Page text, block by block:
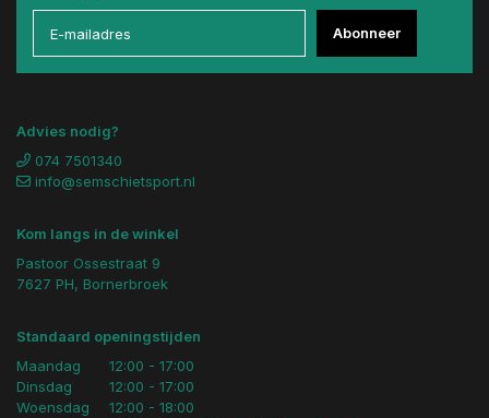
Abonneer
Advies nodig?
074 7501340
info@semschietsport.nl
Kom langs in de winkel
Pastoor Ossestraat 9
7627 PH, Bornerbroek
Standaard openingstijden
Maandag
Dinsdag
Woensdag
12:00 - 17:00
12:00 - 17:00
12:00 - 18:00